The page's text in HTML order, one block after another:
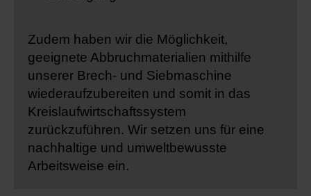
Zudem haben wir die Möglichkeit,
geeignete Abbruchmaterialien mithilfe
unserer Brech- und Siebmaschine
wiederaufzubereiten und somit in das
Kreislaufwirtschaftssystem
zurückzuführen. Wir setzen uns für eine
nachhaltige und umweltbewusste
Arbeitsweise ein.